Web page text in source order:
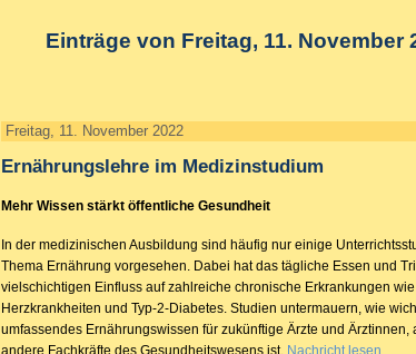
Einträge von Freitag, 11. November
Freitag, 11. November 2022
Ernährungslehre im Medizinstudium
Mehr Wissen stärkt öffentliche Gesundheit
In der medizinischen Ausbildung sind häufig nur einige
Thema Ernährung vorgesehen. Dabei hat das tägliche Essen und
vielschichtigen Einfluss auf zahlreiche chronische Erkrankungen wie
Herzkrankheiten und Typ-2-Diabetes. Studien untermauern, wie
umfassendes Ernährungswissen für zukünftige Ärzte und Ärztinnen,
andere Fachkräfte des Gesundheitswesens ist. Nachricht lesen